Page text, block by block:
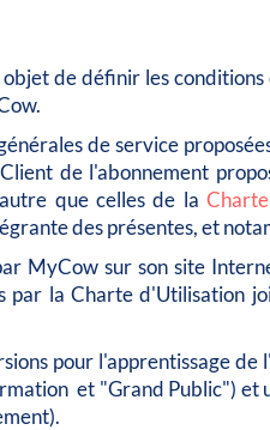
de définir les
de service
de l'abonnement
que celles de la
des présentes, et
MyCow sur son site
par la Charte d'Utilisation
pour l'apprentissage de
et "Grand Public") et